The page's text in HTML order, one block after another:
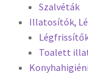
Szalvéták
Illatosítók,
Toalett